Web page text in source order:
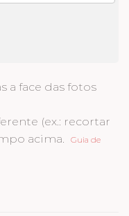
a face das fotos
(ex.: recortar
acima.
Guia de